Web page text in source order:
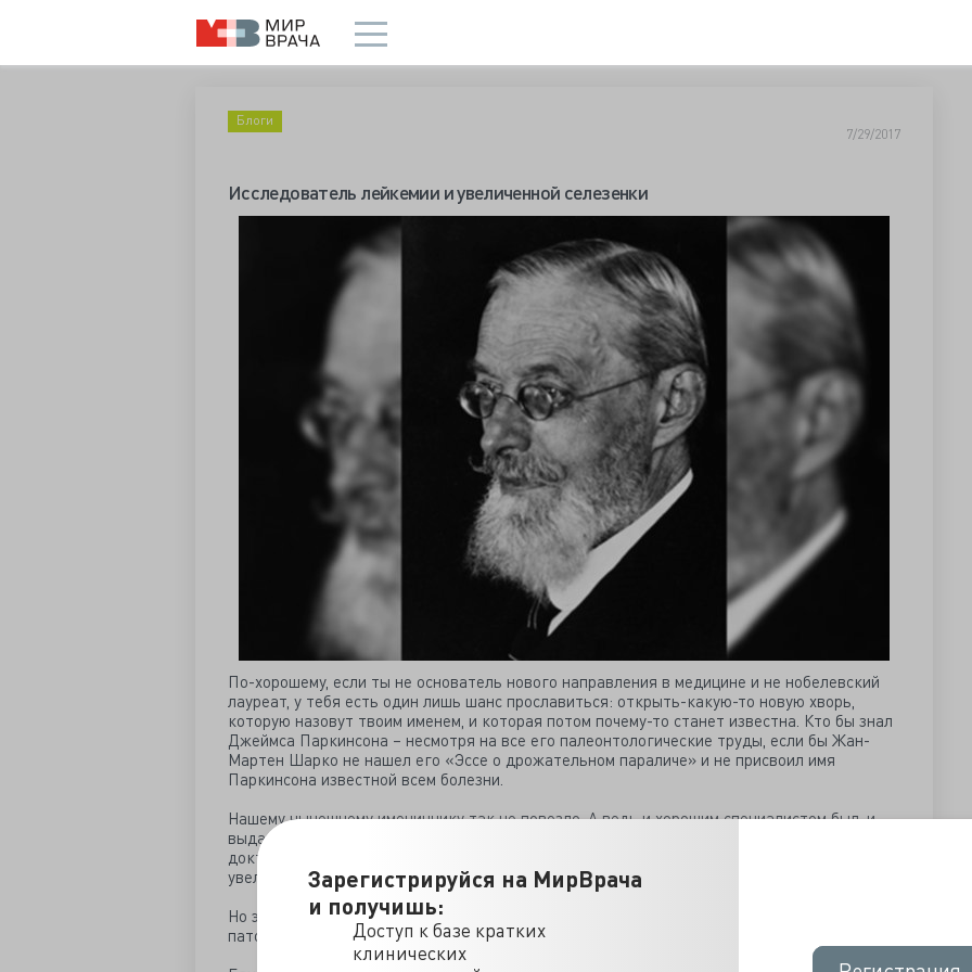
Зарегистрируйся на МирВрача
и получишь:
Доступ к базе кратких
клинических
Блоги
7/29/2017
Исследователь лейкемии и увеличенной селезенки
По-хорошему, если ты не основатель нового направления в медицине и не нобелевский
лауреат, у тебя есть один лишь шанс прославиться: открыть-какую-то новую хворь,
которую назовут твоим именем, и которая потом почему-то станет известна. Кто бы знал
Джеймса Паркинсона – несмотря на все его палеонтологические труды, если бы Жан-
Мартен Шарко не нашел его «Эссе о дрожательном параличе» и не присвоил имя
Паркинсона известной всем болезни.
Нашему нынешнему имениннику так не повезло. А ведь и хорошим специалистом был, и
выдающимся анатомом, и даже болезнь описал. Но увы, доктор Хаус любил волчанку, а
доктору Тринадцатой было более эстетично умирать от хореи Гентингтона, чем от
увеличенной селезенки.
Но это не повод хотя бы кратко не рассказать о Гвидо Банти, итальянском враче и
патологоанатоме.